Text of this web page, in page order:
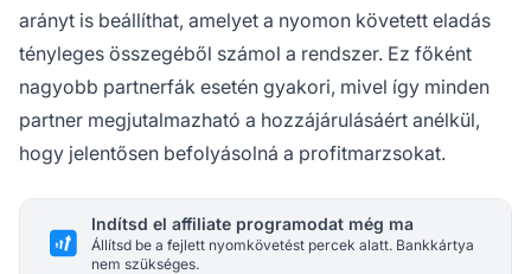
arányt is beállíthat, amelyet a nyomon követett eladás
tényleges összegéből számol a rendszer. Ez főként
nagyobb partnerfák esetén gyakori, mivel így minden
partner megjutalmazható a hozzájárulásáért anélkül,
hogy jelentősen befolyásolná a profitmarzsokat.
Indítsd el affiliate programodat még ma
Állítsd be a fejlett nyomkövetést percek alatt. Bankkártya
nem szükséges.